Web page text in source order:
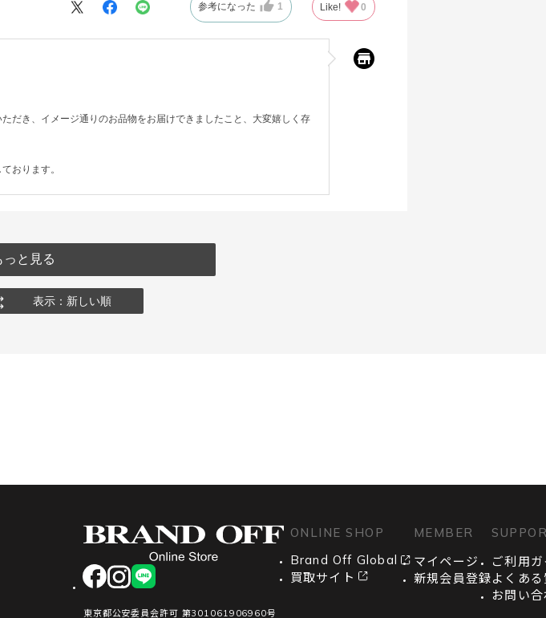
参考になった 1 Like! 0
だき、イメージ通りのお品物をお届けできましたこと、大変嬉しく存
おります。
っと見る
表示：新しい順
facebookinstagram
LINE
東京都公安委員会許可 第301061906960号
ONLINE SHOP
Brand Off Global
買取サイト
MEMBER
マイページ
新規会員登録
ご利用
よくあ
お問い